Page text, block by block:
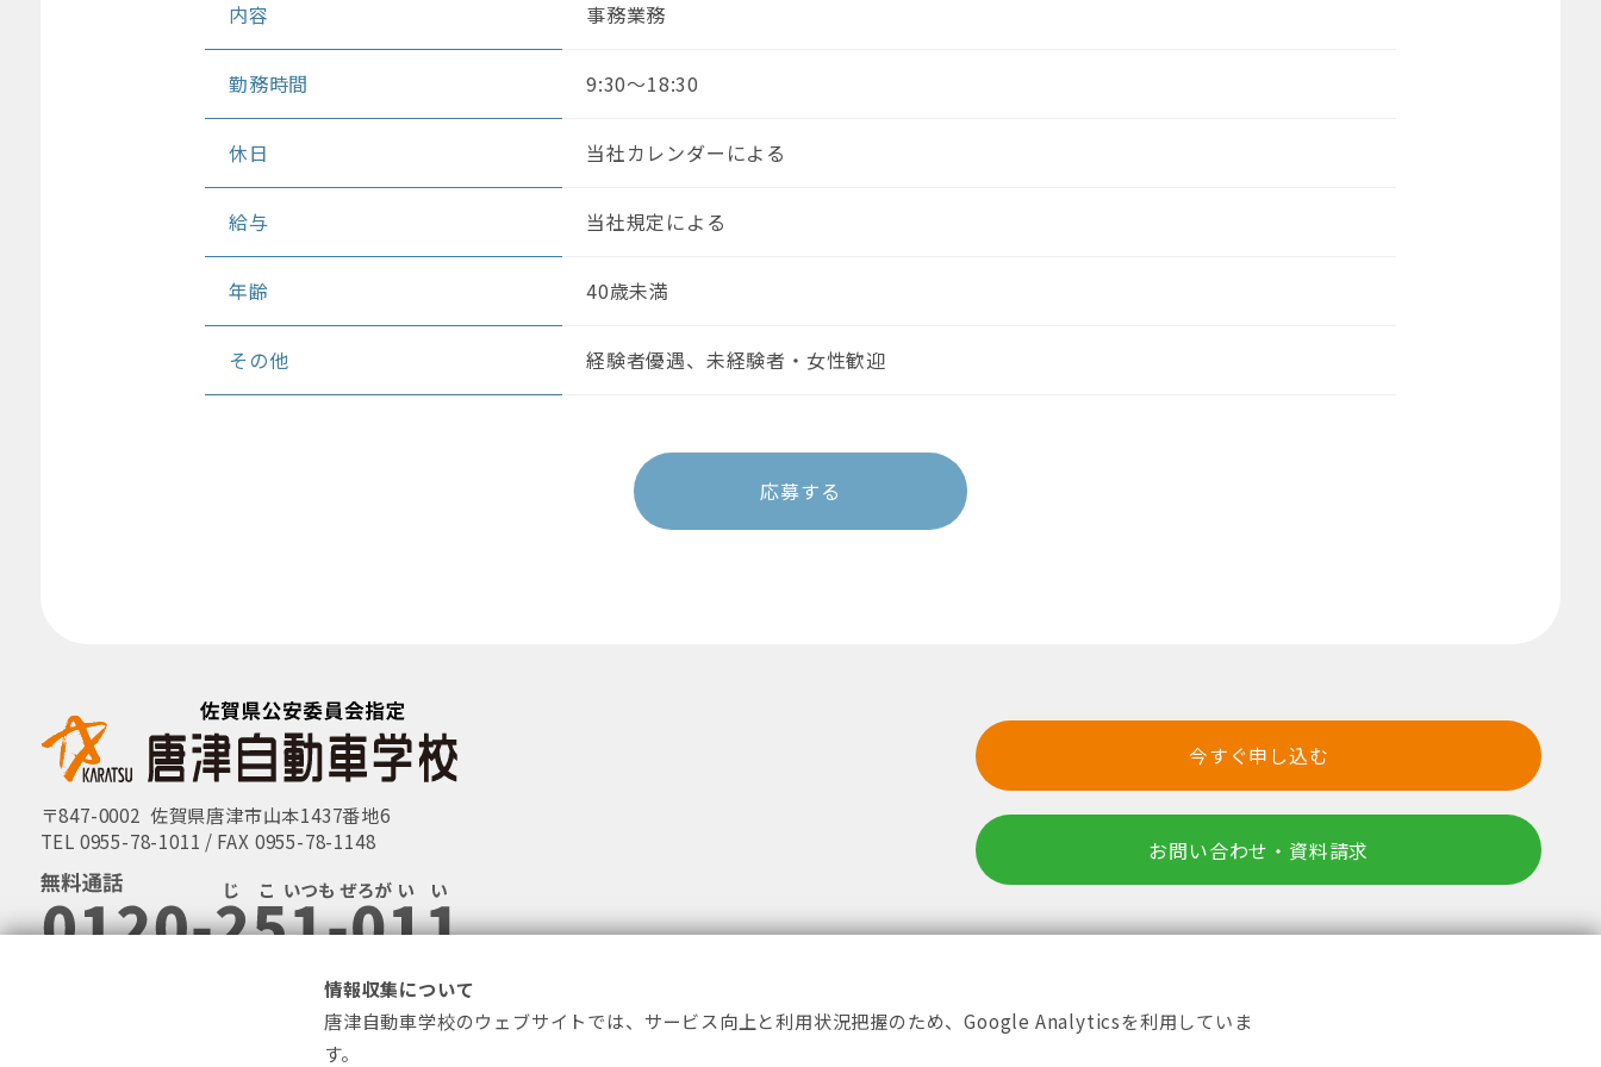
内容 事務業務
勤務時間 9:30〜18:30
休日 当社カレンダーによる
給与 当社規定による
年齢 40歳未満
その他 経験者優遇、未経験者・女性歓迎
応募する
今すぐ申し込む
お問い合わせ・資料請求
免許を取得したい
カスタマーハラスメント対策基本方針
〒847-0002 佐賀県唐津市山本1437番地6
TEL 0955-78-1011
FAX 0955-78-1148
情報収集について
唐津自動車学校のウェブサイトでは、サービス向上と利用状況把握のため、Google Analyticsを利用していま
す。